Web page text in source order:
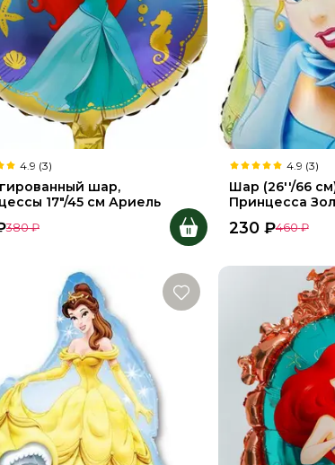
4.9 (3)
шар,
17"/45 см Ариель
380 ₽
4.9 (3)
Шар (26''/66
Принцесса
230 ₽460 ₽